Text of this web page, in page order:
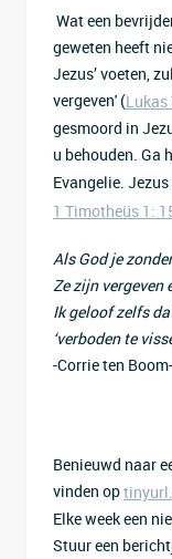
Wat een
geweten heeft
Jezus’ voeten,
vergeven' (Lukas
gesmoord in
u behouden. Ga
Evangelie.
1 Timotheüs 1:
Als God je
Ze zijn vergeven
Ik geloof zelfs
‘verboden te
-Corrie ten Boom-
Benieuwd naar
vinden op
Elke week een
Stuur een